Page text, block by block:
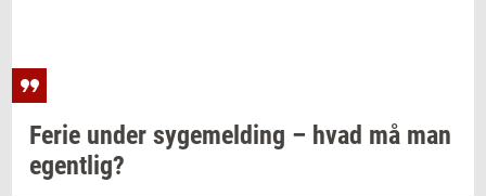
Ferie under sy­ge­mel­ding – hvad må man
egent­lig?